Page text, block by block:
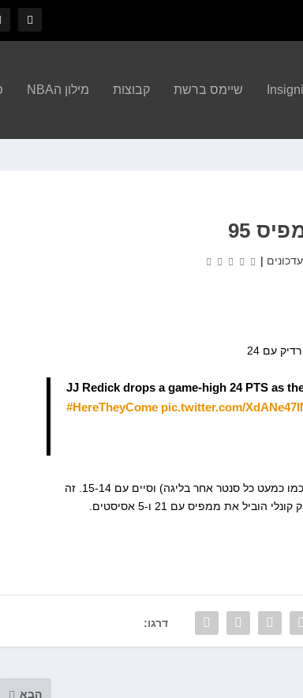
שיימס ברשת קבוצות מילון הNBA
עדכונים |
עם 24
JJ Redick drops a game-high 24 PTS as
#HereTheyCome pic.twitter.com/
כשבאטלר מוסיף 21, וסימונס עם 19-12-6. ג'ואל אמביד התקשה מול גאסול (כמו כמעט כל סנטר אחר בליגה) וסיים עם 15-14. זה
דרגו:
הבא